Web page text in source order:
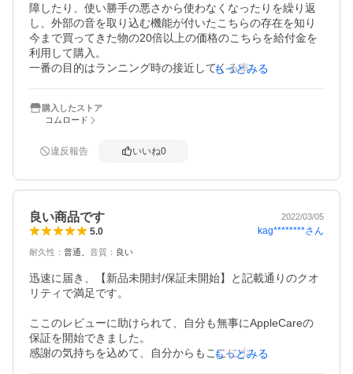
障したり、使い勝手の悪さから使わなくなったりを繰り返
し、外部の音を取り込む機能が付いたこちらの存在を知り
今まで買ってきた物の20倍以上の価格のこちらを給付金を
利用して購入。
一番の目的はランニング時の接近してくる車などの車両に
確かに、外の音はしっかり入ってくるため周囲の音に関し
てはよく聞こえるようになりますが、その分音楽の音量も
が聞こえるのは乗り越しなどの防止に役立ちます。
態で耳に装着するとその瞬間にすぅっと周りの音が聞こえ
ほぼ再生音しか聞こえなくなるので、集中して他の音が聞
こえなくても良い環境ではとても良いと思います。
しかしながら、屋外の周りの音が聞こえる必要がある環境
自転車でノイズキャンセルモードで乗っている人がいるか
もしれないと考えるとちょっと怖い。
もっとみる
購入したストア
コムロード
違反報告 いいね0
良い商品です 2022/03/05
5.0 kag********さん
耐久性 ： 普通 音質 ： 良い
迅速に届き、【新品未開封/保証未開始】と記載通りのクオ
リティで満足です。
ここのレビューに助けられて、自分も無事にAppleCareの
保証を開始できました。
感謝の気持ちを込めて、自分からもここに少しtipsを残しま
もっとみる